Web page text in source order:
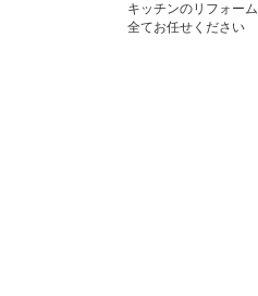
キッチンのリフォーム
全てお任せください